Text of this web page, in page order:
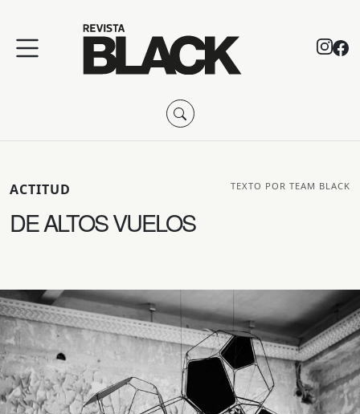
ACTITUD TEXTO POR TEAM BLACK
DE ALTOS VUELOS